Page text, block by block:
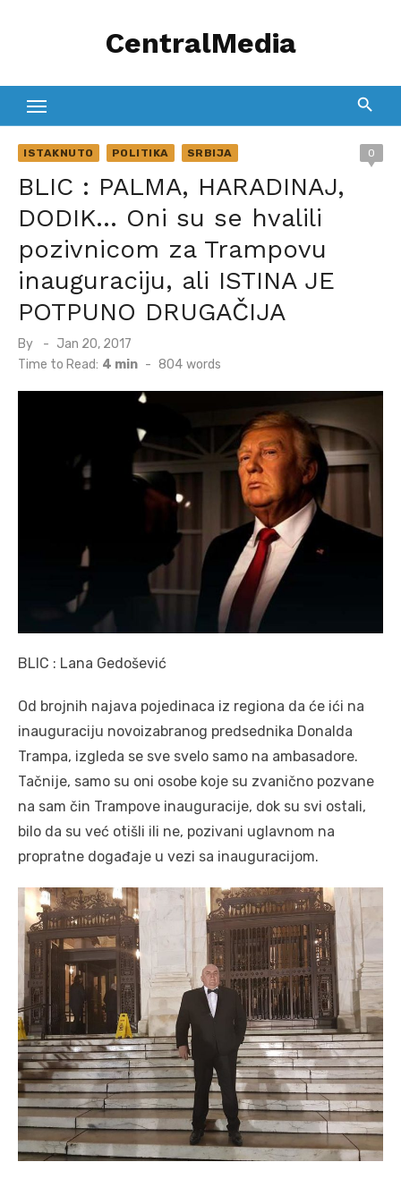
CentralMedia
ISTAKNUTO POLITIKA SRBIJA 0
BLIC : PALMA, HARADINAJ,
DODIK… Oni su se hvalili
pozivnicom za Trampovu
inauguraciju, ali ISTINA JE
POTPUNO DRUGAČIJA
By
Posted
on
Jan 20, 2017
Time to Read: 4 min - 804 words
BLIC : Lana Gedošević
Od brojnih najava pojedinaca iz regiona da će ići na
inauguraciju novoizabranog predsednika Donalda
Trampa, izgleda se sve svelo samo na ambasadore.
Tačnije, samo su oni osobe koje su zvanično pozvane
na sam čin Trampove inauguracije, dok su svi ostali,
bilo da su već otišli ili ne, pozivani uglavnom na
propratne događaje u vezi sa inauguracijom.